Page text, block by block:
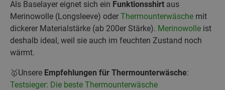
Als Baselayer eignet sich ein Funktionsshirt aus
Merinowolle (Longsleeve) oder Thermounterwäsche mit
dickerer Materialstärke (ab 200er Stärke). Merinowolle ist
deshalb ideal, weil sie auch im feuchten Zustand noch
wärmt.
🥇Unsere Empfehlungen für Thermounterwäsche:
Testsieger: Die beste Thermounterwäsche